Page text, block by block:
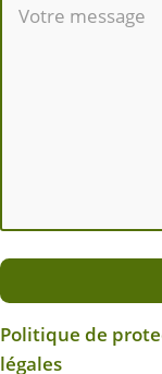
Politique de
légales